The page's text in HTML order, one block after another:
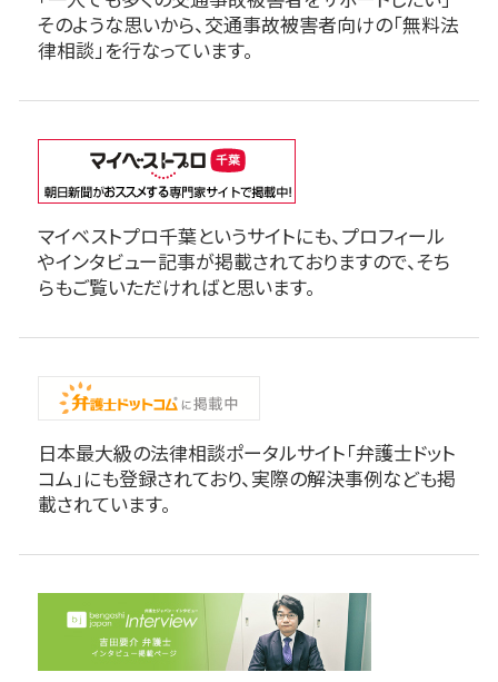
そのような思いから、交通事故被害者向けの「無料法
律相談」を行なっています。
マイベストプロ千葉というサイトにも、プロフィール
やインタビュー記事が掲載されておりますので、そち
らもご覧いただければと思います。
日本最大級の法律相談ポータルサイト「弁護士ドット
コム」にも登録されており、実際の解決事例なども掲
載されています。